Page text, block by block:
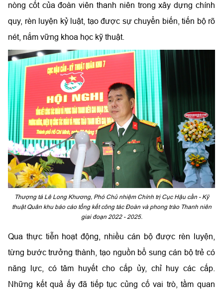
nòng cốt của đoàn viên thanh niên trong xây dựng chính
quy, rèn luyện kỷ luật, tạo được sự chuyển biến, tiến bộ rõ
nét, nắm vững khoa học kỹ thuật.
Thượng tá Lê Long Khương, Phó Chủ nhiệm Chính trị Cục Hậu cần - Kỹ
thuật Quân khu báo cáo tổng kết công tác Đoàn và phong trào Thanh niên
giai đoạn 2022 - 2025.
Qua thực tiễn hoạt động, nhiều cán bộ được rèn luyện,
từng bước trưởng thành, tạo nguồn bổ sung cán bộ trẻ có
năng lực, có tâm huyết cho cấp ủy, chỉ huy các cấp.
Những kết quả ấy đã tiếp tục củng cố vai trò, tầm quan